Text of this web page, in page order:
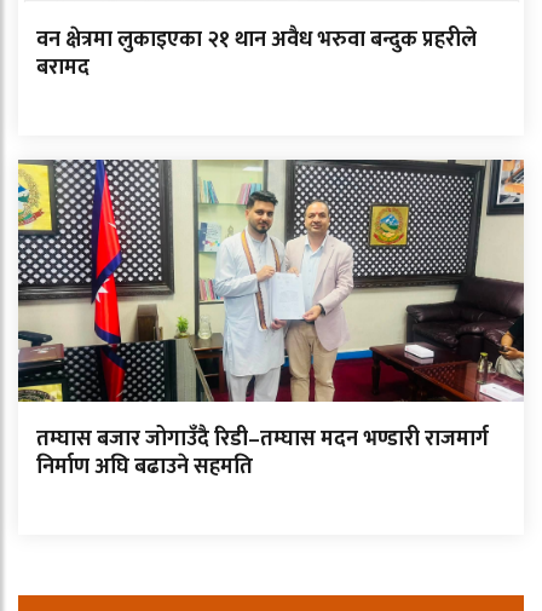
वन क्षेत्रमा लुकाइएका २१ थान अवैध भरुवा बन्दुक प्रहरीले
बरामद
तम्घास बजार जोगाउँदै रिडी–तम्घास मदन भण्डारी राजमार्ग
निर्माण अघि बढाउने सहमति